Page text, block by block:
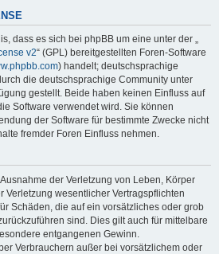
dass es sich bei phpBB um eine unter der „
v2“ (GPL) bereitgestellten Foren-Software
) handelt; deutschsprachige
die deutschsprachige Community unter
gestellt. Beide haben keinen Einfluss auf
Software verwendet wird. Sie können
der Software für bestimmte Zwecke nicht
fremder Foren Einfluss nehmen.
der Verletzung von Leben, Körper
Verletzung wesentlicher Vertragspflichten
Schäden, die auf ein vorsätzliches oder grob
sind. Dies gilt auch für mittelbare
entgangenen Gewinn.
Verbrauchern außer bei vorsätzlichem oder